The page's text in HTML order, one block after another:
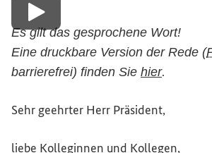
Video abspielen
Es gilt das gesprochene Wort!
Eine druckbare Version der Rede (
barrierefrei) finden Sie hier(Externer
.
Sehr geehrter Herr Präsident,
liebe Kolleginnen und Kollegen,